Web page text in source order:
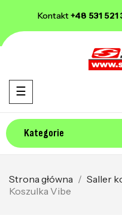
Kontakt+48 531 521
Kategorie
Toggle navigation
☰
Strona główna Saller
Koszulka Vibe